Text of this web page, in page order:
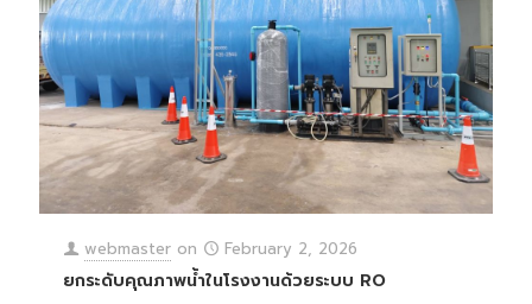
webmaster on February 2, 2026
ยกระดับคุณภาพน้ำในโรงงานด้วยระบบ RO